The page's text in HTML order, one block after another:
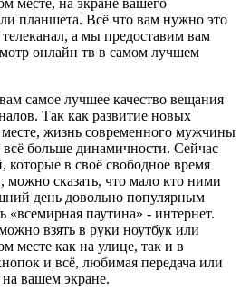
планшета. Всё что вам нужно это
а мы предоставим вам
онлайн тв в самом лучшем
самое лучшее качество вещания
Так как развитие новых
месте, жизнь современного мужчины
больше динамичности. Сейчас
которые в своё свободное время
можно сказать, что мало кто ними
день довольно популярным
«всемирная паутина» - интернет.
взять в руки ноутбук или
месте как на улице, так и в
и всё, любимая передача или
вашем экране.